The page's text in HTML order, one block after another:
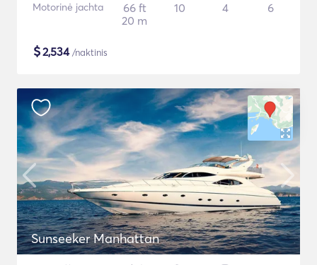
Motorinė jachta
66 ft
20 m
10 4 6
$2,534/naktinis
Sunseeker Manhattan